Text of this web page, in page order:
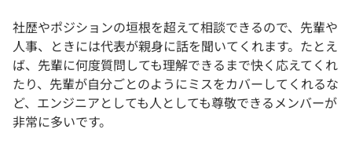
社歴やポジションの垣根を超えて相談できるので、先輩や
人事、ときには代表が親身に話を聞いてくれます。たとえ
ば、先輩に何度質問しても理解できるまで快く応えてくれ
たり、先輩が自分ごとのようにミスをカバーしてくれるな
ど、エンジニアとしても人としても尊敬できるメンバーが
非常に多いです。